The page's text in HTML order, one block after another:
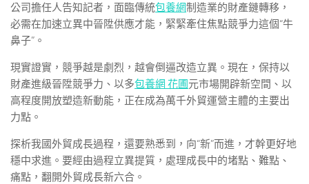
公司擔任人告知記者，面臨傳統包養網制造業的財產鏈轉移，
必需在加速立異中晉陞供應才能，緊緊牽住焦點競爭力這個“牛
鼻子”。
現實證實，競爭越是劇烈，越會倒逼改造立異。現在，保持以
財產進級晉陞競爭力、以多包養網 花圃元市場開辟新空間、以
高程度開放塑造新動能，正在成為萬千外貿運營主體的主要出
力點。
探析我國外貿成長過程，還要熟悉到，向“新”而進，才幹更好地
穩中求進。要經由過程立異提質，處理成長中的堵點、難點、
痛點，翻開外貿成長新六合。